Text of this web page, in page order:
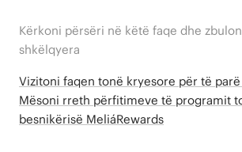
Kërkoni përsëri në këtë faqe dhe
shkëlqyera
Vizitoni faqen tonë kryesore për të
Mësoni rreth përfitimeve të programit
besnikërisë MeliáRewards